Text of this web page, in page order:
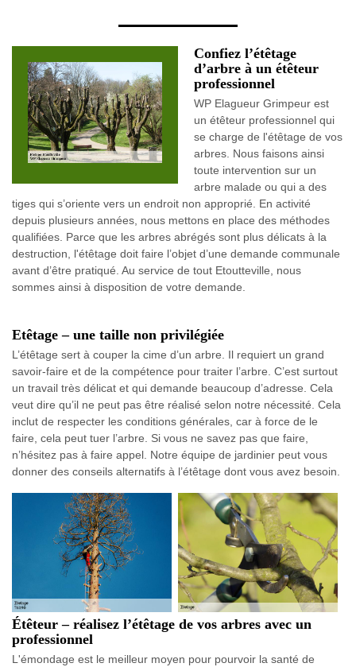
Confiez l’étêtage
d’arbre à un étêteur
professionnel
WP Elagueur Grimpeur est
un étêteur professionnel qui
se charge de l'étêtage de vos
arbres. Nous faisons ainsi
toute intervention sur un
arbre malade ou qui a des
tiges qui s’oriente vers un endroit non approprié. En activité
depuis plusieurs années, nous mettons en place des méthodes
qualifiées. Parce que les arbres abrégés sont plus délicats à la
destruction, l'étêtage doit faire l’objet d’une demande communale
avant d’être pratiqué. Au service de tout Etoutteville, nous
sommes ainsi à disposition de votre demande.
Etêtage – une taille non privilégiée
L’étêtage sert à couper la cime d’un arbre. Il requiert un grand
savoir-faire et de la compétence pour traiter l’arbre. C’est surtout
un travail très délicat et qui demande beaucoup d’adresse. Cela
veut dire qu’il ne peut pas être réalisé selon notre nécessité. Cela
inclut de respecter les conditions générales, car à force de le
faire, cela peut tuer l’arbre. Si vous ne savez pas que faire,
n’hésitez pas à faire appel. Notre équipe de jardinier peut vous
donner des conseils alternatifs à l’étêtage dont vous avez besoin.
Étêteur – réalisez l’étêtage de vos arbres avec un
professionnel
L'émondage est le meilleur moyen pour pourvoir la santé de